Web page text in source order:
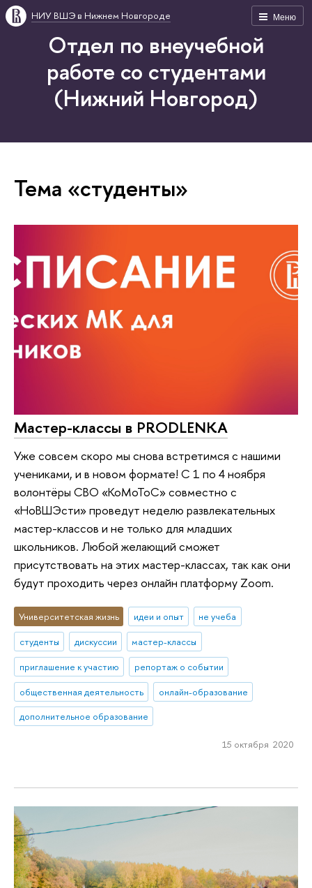
Меню
НИУ ВШЭ в Нижнем Новгороде
Отдел по внеучебной
работе со студентами
(Нижний Новгород)
Тема «студенты»
Мастер-классы в PRODLENKA
Уже совсем скоро мы снова встретимся с нашими
учениками, и в новом формате! С 1 по 4 ноября
волонтёры СВО «КоМоТоС» совместно с
«НоВШЭсти» проведут неделю развлекательных
мастер-классов и не только для младших
школьников. Любой желающий сможет
присутствовать на этих мастер-классах, так как они
будут проходить через онлайн платформу Zoom.
Университетская жизнь идеи и опыт
не учеба
студенты
дискуссии
мастер-классы
приглашение к участию
репортаж о событии
общественная деятельность
онлайн-образование
дополнительное образование
15 октября 2020